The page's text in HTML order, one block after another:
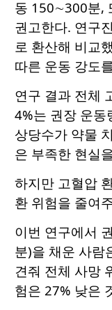
동 150∼300분,
권고한다. 연구
로 환산해 비교
따른 운동 강도
연구 결과 전체
4%는 권장 운동
상당수가 약물
은 부족한 현실
하지만 고혈압
환 위험을 줄여
이번 연구에서
분)을 채운 사람
견줘 전체 사망
험은 27% 낮은